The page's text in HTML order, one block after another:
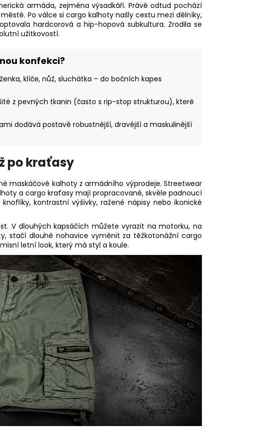
armáda, zejména výsadkáři. Právě odtud pochází
Po válce si cargo kalhoty našly cestu mezi dělníky,
hardcorová a hip-hopová subkultura. Zrodila se
užitkovostí.
konfekci?
klíče, nůž, sluchátka – do bočních kapes
z pevných tkanin (často s rip-stop strukturou), které
dodává postavě robustnější, dravější a maskulinější
po kraťasy
maskáčové kalhoty z armádního výprodeje. Streetwear
a cargo kraťasymají propracované, skvěle padnoucí
kontrastní výšivky, ražené nápisy nebo ikonické
V dlouhých kapsáčích můžete vyrazit na motorku, na
stačí dlouhé nohavice vyměnit za těžkotonážní cargo
letní look, který má styl a koule.